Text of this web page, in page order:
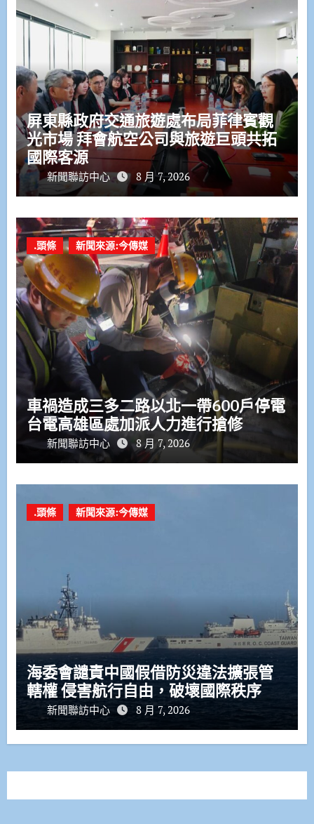
屏東縣政府交通旅遊處布局菲律賓觀
光市場 拜會航空公司與旅遊巨頭共拓
國際客源
新聞聯訪中心 8 月 7, 2026
.頭條 新聞來源:今傳媒
車禍造成三多二路以北一帶600戶停電
台電高雄區處加派人力進行搶修
新聞聯訪中心 8 月 7, 2026
.頭條 新聞來源:今傳媒
海委會譴責中國假借防災違法擴張管
轄權 侵害航行自由，破壞國際秩序
新聞聯訪中心 8 月 7, 2026